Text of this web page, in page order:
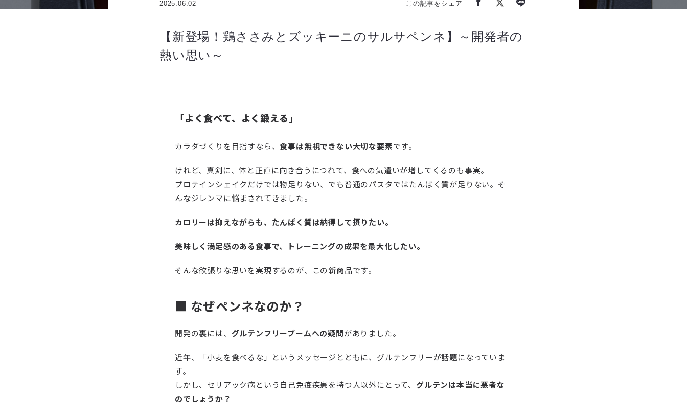
2025.06.02 この記事をシェア
【新登場！鶏ささみとズッキーニのサルサペンネ】～開発者の
熱い思い～
「よく食べて、よく鍛える 」
カラダづくりを目指すなら、食事は無視できない大切な要素です。
けれど、真剣に、体と正直に向き合うにつれて、食への気遣いが増してくるのも事実。
プロテインシェイクだけでは物足りない、でも普通のパスタではたんぱく質が足りない。そ
んなジレンマに悩まされてきました。
カロリーは抑えながらも、たんぱく質は納得して摂りたい。
美味しく満足感のある食事で、トレーニングの成果を最大化したい。
そんな欲張りな思いを実現するのが、この新商品です。
■ なぜペンネなのか？
開発の裏には、 グルテンフリーブームへの疑問がありました。
近年、「小麦を食べるな」というメッセージとともに、グルテンフリーが話題になっていま
す。
しかし、セリアック病という自己免疫疾患を持つ人以外にとって、 グルテンは本当に悪者な
のでしょうか？